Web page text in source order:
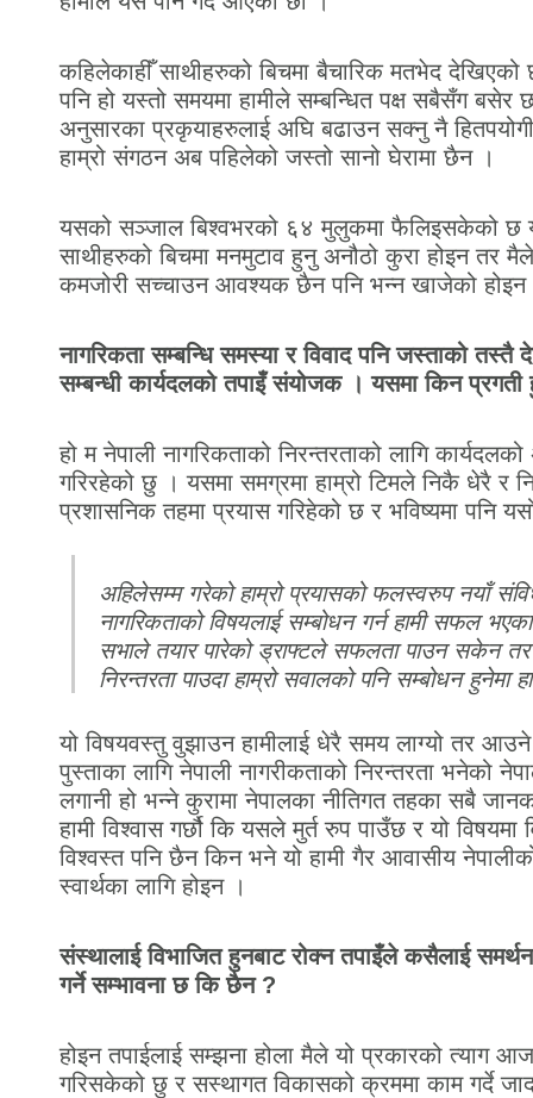
कहिलेकाहीँ साथीहरुको बिचमा बैचारिक मतभेद
पनि हो यस्तो समयमा हामीले सम्बन्धित पक्ष सबैसँग
अनुसारका प्रकृयाहरुलाई अघि बढाउन सक्नु नै
हाम्रो संगठन अब पहिलेको जस्तो सानो घेरामा छैन ।
यसको सञ्जाल बिश्वभरको ६४ मुलुकमा फैलिइसकेको छ
साथीहरुको बिचमा मनमुटाव हुनु अनौठो कुरा होइन तर
कमजोरी सच्चाउन आवश्यक छैन पनि भन्न खाजेको
नागरिकता सम्बन्धि समस्या र विवाद पनि जस्ताको तस्तै
सम्बन्धी कार्यदलको तपाइँ संयोजक । यसमा किन
हो म नेपाली नागरिकताको निरन्तरताको लागि
गरिरहेको छु । यसमा समग्रमा हाम्रो टिमले निकै धेरै र
प्रशासनिक तहमा प्रयास गरिहेको छ र भविष्यमा पनि
अहिलेसम्म गरेको हाम्रो प्रयासको फलस्वरुप नयाँ
नागरिकताको विषयलाई सम्बोधन गर्न हामी सफल
सभाले तयार पारेको ड्राफ्टले सफलता पाउन सकेन
निरन्तरता पाउदा हाम्रो सवालको पनि सम्बोधन हुनेमा
यो विषयवस्तु वुझाउन हामीलाई धेरै समय लाग्यो तर
पुस्ताका लागि नेपाली नागरीकताको निरन्तरता भनेको
लगानी हो भन्ने कुरामा नेपालका नीतिगत तहका सबै
हामी विश्वास गर्छौ कि यसले मुर्त रुप पाउँछ र यो विषयमा
विश्वस्त पनि छैन किन भने यो हामी गैर आवासीय
स्वार्थका लागि होइन ।
संस्थालाई विभाजित हुनबाट रोक्न तपाइँले कसैलाई
गर्ने सम्भावना छ कि छैन ?
होइन तपाईलाई सम्झना होला मैले यो प्रकारको त्याग
गरिसकेको छु र सस्थागत विकासको क्रममा काम गर्दे